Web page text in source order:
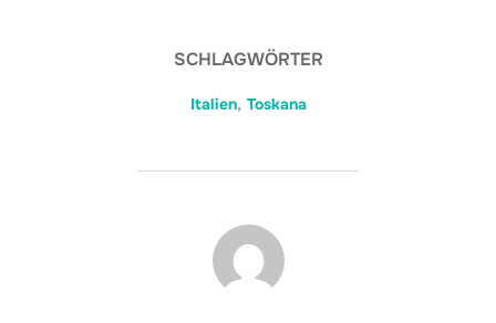
SCHLAGWÖRTER
Italien, Toskana
BEITRAGSAUTOR